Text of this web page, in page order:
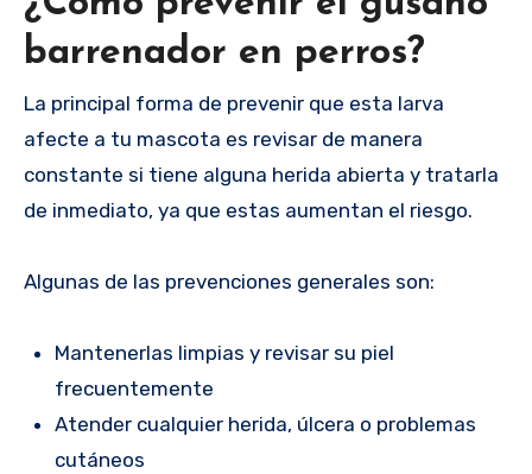
barrenador en perros?
La principal forma de prevenir que esta larva
afecte a tu mascota es revisar de manera
constante si tiene alguna herida abierta y tratarla
de inmediato, ya que estas aumentan el riesgo.
Algunas de las prevenciones generales son:
Mantenerlas limpias y revisar su piel
frecuentemente
Atender cualquier herida, úlcera o problemas
cutáneos